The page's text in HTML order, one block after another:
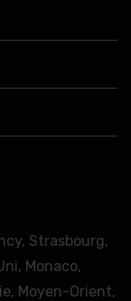
Strasbourg,
Monaco,
Moyen-Orient,